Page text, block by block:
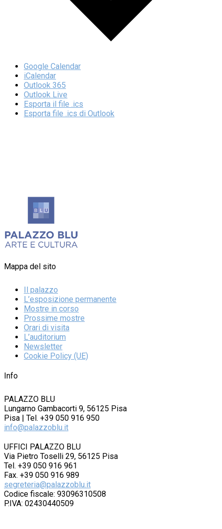
Google Calendar
iCalendar
Outlook 365
Outlook Live
Esporta il file .ics
Esporta file .ics di Outlook
Mappa del sito
Il palazzo
L’esposizione permanente
Mostre in corso
Prossime mostre
Orari di visita
L’auditorium
Newsletter
Cookie Policy (UE)
Info
PALAZZO BLU
Lungarno Gambacorti 9, 56125 Pisa
Pisa | Tel. +39 050 916 950
info@palazzoblu.it
UFFICI PALAZZO BLU
Via Pietro Toselli 29, 56125 Pisa
Tel. +39 050 916 961
Fax. +39 050 916 989
segreteria@palazzoblu.it
Codice fiscale: 93096310508
P.IVA: 02430440509